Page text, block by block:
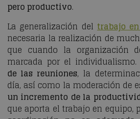
pero productivo.
La generalización deltrabajo
necesaria la realización de
que cuando la organización
marcada por el individualismo.
de las reuniones, la
día, así como la moderación de
un incremento de la
que aporta el trabajo en equipo,